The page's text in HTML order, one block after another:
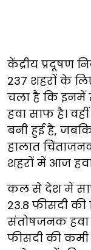
केंद्रीय प्रदूषण
237 शहरों के
चला है कि इनमें
हवा साफ है।
बनी हुई है,
हालात
शहरों में आज
कल से देश में
23.8 फीसदी की
संतोषजनक हवा
फीसदी की कमी